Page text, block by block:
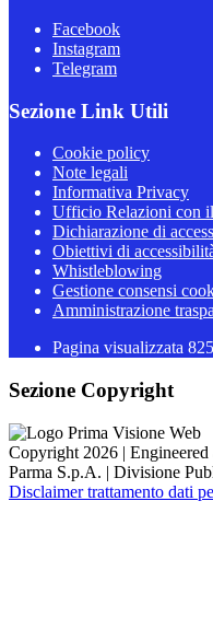
Facebook
Instagram
Telegram
Sezione Link Utili
Cookie policy
Note legali
Informativa Privacy
Ufficio Relazioni con
Dichiarazione di
Obiettivi di
Whistleblowing
Gestione consensi
Amministrazione
Pagina visualizzata 825
Sezione Copyright
Copyright 2026 |
Parma S.p.A. | Divisione
Disclaimer trattamento dati